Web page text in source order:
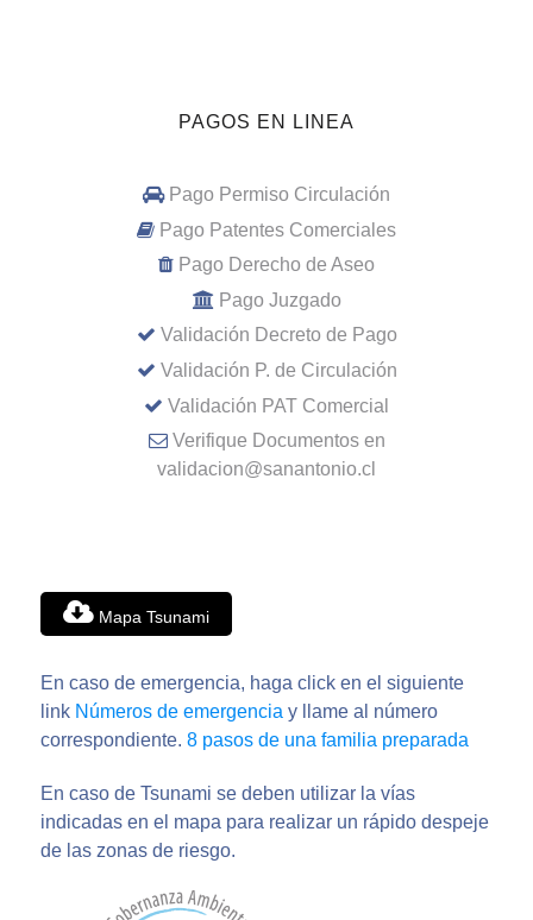
PAGOS EN LINEA
Pago Permiso Circulación
Pago Patentes Comerciales
Pago Derecho de Aseo
Pago Juzgado
Validación Decreto de Pago
Validación P. de Circulación
Validación PAT Comercial
Verifique Documentos en
validacion@sanantonio.cl
Mapa Tsunami
En caso de emergencia, haga click en el siguiente
link Números de emergencia y llame al número
correspondiente. 8 pasos de una familia preparada
En caso de Tsunami se deben utilizar la vías
indicadas en el mapa para realizar un rápido despeje
de las zonas de riesgo.